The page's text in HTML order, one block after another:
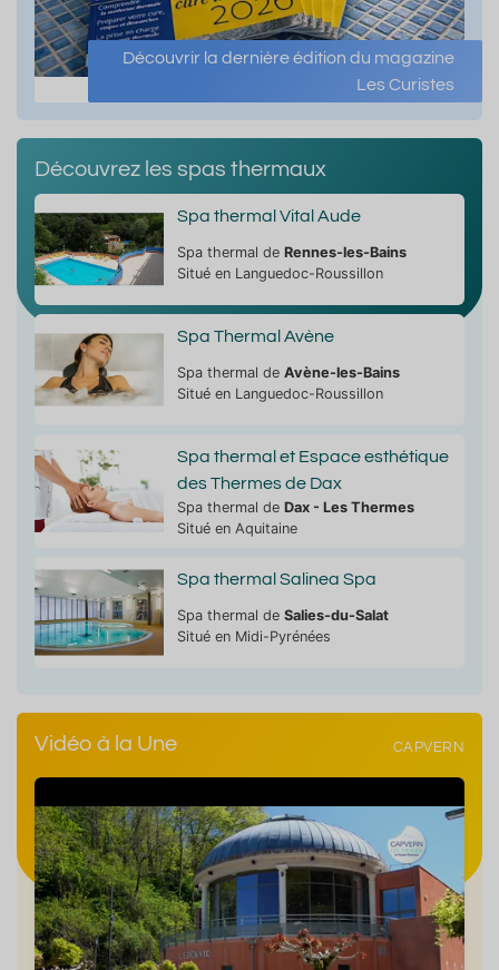
Découvrir la dernière édition du magazine
Les Curistes
Découvrez les spas thermaux
Spa thermal Vital Aude
Spa thermal de Rennes-les-Bains
Situé en Languedoc-Roussillon
Spa Thermal Avène
Spa thermal de Avène-les-Bains
Situé en Languedoc-Roussillon
Spa thermal et Espace esthétique
des Thermes de Dax
Spa thermal de Dax - Les Thermes
Situé en Aquitaine
Spa thermal Salinea Spa
Spa thermal de Salies-du-Salat
Situé en Midi-Pyrénées
Vidéo à la Une CAPVERN